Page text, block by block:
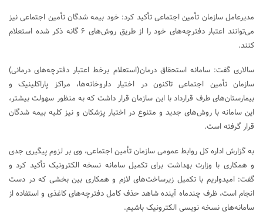
مدیرعامل سازمان تأمین اجتماعی تأکید کرد: خود بیمه شدگان تأمین اجتماعی نیز
می‌توانند اعتبار دفترچه‌های خود را از طریق روش‌های ۶ گانه ذکر شده استعلام
کنند.
سالاری گفت: سامانه استحقاق درمان(استعلام برخط اعتبار دفترچه‌های درمانی)
سازمان تأمین اجتماعی تاکنون در اختیار داروخانه‌ها، مراکز پاراکلینیک و
بیمارستان‌های طرف قرارداد با این سازمان قرار داشت که به منظور سهولت بیشتر،
این سامانه با روش‌های جدید و متنوع در اختیار پزشکان و نیز کلیه بیمه شدگان
قرار گرفته است.
به گزارش اداره کل روابط عمومی سازمان تأمین اجتماعی، وی بر لزوم پیگیری جدی
و همکاری با وزارت بهداشت برای تکمیل سامانه نسخه الکترونیک تأکید کرد و
گفت: امیدواریم با تکمیل زیرساخت‌های لازم و همکاری بین بخشی که در دست
انجام است، ظرف چندماه آینده شاهد حذف کامل دفترچه‌های کاغذی و استفاده از
سامانه‌های نسخه نویسی الکترونیک باشیم.